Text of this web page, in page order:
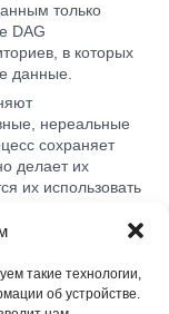
такие технологии,
об устройстве.
только
DAG
в которых
данные.
нереальные
сохраняет
делает их
их использовать
и